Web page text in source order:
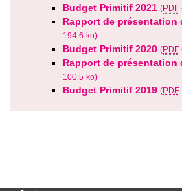
Budget Primitif 2021 (PDF
Rapport de présentation
194.6 ko)
Budget Primitif 2020 (PDF
Rapport de présentation
100.5 ko)
Budget Primitif 2019 (PDF